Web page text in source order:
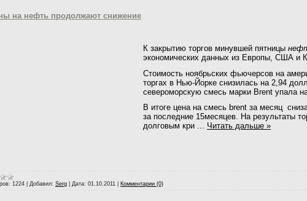
на нефть продолжают снижение
К закрытию торгов минувшей пятницы
экономических данных из Европы, США и
Стоимость ноябрьских фьючерсов на
торгах в Нью-Йорке снизилась на 2,94
североморскую смесь марки Brent упала
В итоге цена на смесь brent за месяц
за последние 15месяцев. На результаты
долговым кри ... Читать дальше »
1224 Добавил: Serg Дата: 01.10.2011 Комментарии (0)